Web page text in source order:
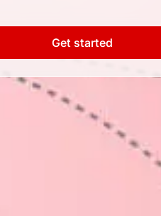
Get started